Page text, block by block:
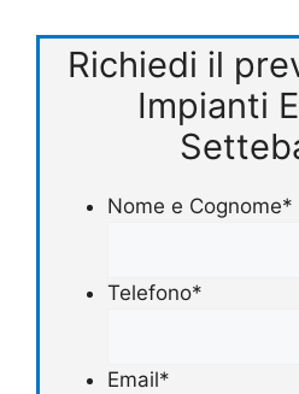
Richiedi il
Impianti
Nome e Cognome*
Telefono*
Email*